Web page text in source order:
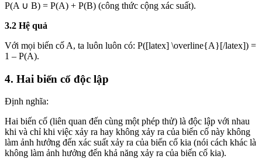
P(A ∪ B) = P(A) + P(B) (công thức cộng xác suất).
3.2 Hệ quả
Với mọi biến cố A, ta luôn luôn có: P([latex] \overline{A}[/latex]) =
1 – P(A).
4. Hai biến cố độc lập
Định nghĩa:
Hai biến cố (liên quan đến cùng một phép thử) là độc lập với nhau
khi và chỉ khi việc xảy ra hay không xảy ra của biến cố này không
làm ảnh hưởng đến xác suất xảy ra của biến cố kia (nói cách khác là
không làm ảnh hưởng đến khả năng xảy ra của biến cố kia).